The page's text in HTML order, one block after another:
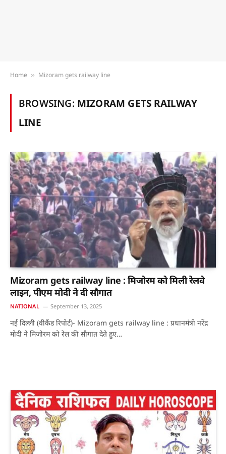
Home » Mizoram gets railway line
BROWSING: MIZORAM GETS RAILWAY
LINE
Mizoram gets railway line : मिजोरम को मिली रेलवे
लाइन, पीएम मोदी ने दी साैगात
NATIONAL September 13, 2025
नई दिल्ली (वीकैंड रिपोर्ट)- Mizoram gets railway line : प्रधानमंत्री नरेंद्र
मोदी ने मिजोरम को रेल की सौगात देते हुए…